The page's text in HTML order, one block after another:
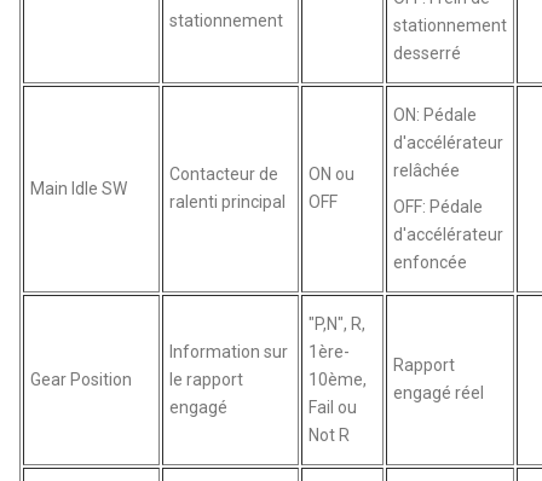
stationnement
stationnement
desserré
Main Idle SW
Contacteur de
ralenti principal
ON ou
OFF
ON: Pédale
d'accélérateur
relâchée
OFF: Pédale
d'accélérateur
enfoncée
Gear Position
Information sur
le rapport
engagé
"P,N", R,
1ère-
10ème,
Fail ou
Not R
Rapport
engagé réel